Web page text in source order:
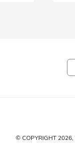
© COPYRIGHT 2026,